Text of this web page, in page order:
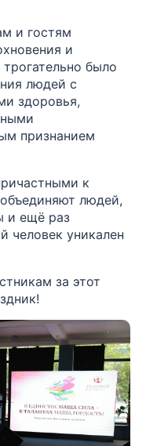
и гостям
и
было
людей с
здоровья,
признанием
к
людей,
и ещё раз
человек уникален
за этот